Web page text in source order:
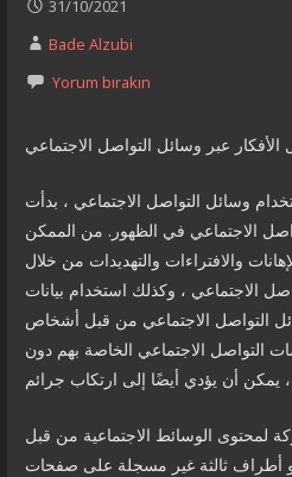
31/10/2021
Bade Alzubi
Yorum bırakın
الأفكار عبر وسائل التواصل الاجتماعي
وسائل التواصل الاجتماعي ، بدأت
الاجتماعي في الظهور. من الممكن
والافتراءات والتهديدات من خلال
الاجتماعي ، وكذلك استخدام بيانات
التواصل الاجتماعي من قبل أشخاص
التواصل الاجتماعي الخاصة بهم دون
لمحتوى الوسائط الاجتماعية من قبل
ثالثة غير مسجلة على صفحات